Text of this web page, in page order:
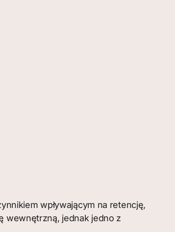
wpływającym na retencję,
wewnętrzną, jednak jedno z